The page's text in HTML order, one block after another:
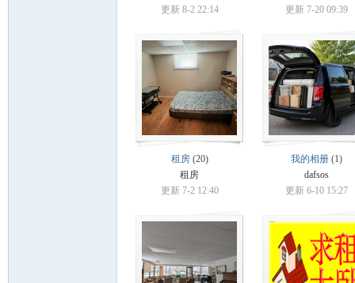
更新 8-2 22:14
更新 7-20 09:39
租房(20)
租房
更新 7-2 12:40
我的相册(1)
dafsos
更新 6-10 15:27